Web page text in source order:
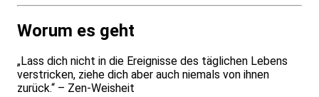
Worum es geht
„Lass dich nicht in die Ereignisse des täglichen Lebens
verstricken, ziehe dich aber auch niemals von ihnen
zurück.“ – Zen-Weisheit